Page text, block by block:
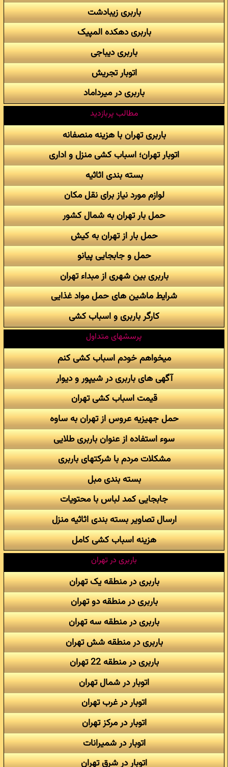
باربری زیبادشت
باربری دهکده المپیک
باربری دیباجی
اتوبار تجریش
باربری در میرداماد
مطالب پربازدید
باربری تهران با هزینه منصفانه
اتوبار تهران؛ اسباب کشی منزل و اداری
بسته بندی اثاثیه
لوازم مورد نیاز برای نقل مکان
حمل بار تهران به شمال کشور
حمل بار از تهران به کیش
حمل و جابجایی پیانو
باربری بین شهری از مبداء تهران
شرایط ماشین های حمل مواد غذایی
کارگر باربری و اسباب کشی
پرسشهای متداول
میخواهم خودم اسباب کشی کنم
آگهی های باربری در شیپور و دیوار
قیمت اسباب کشی تهران
حمل جهیزیه عروس از تهران به ساوه
سوء استفاده از عنوان باربری طلایی
مشکلات مردم با شرکتهای باربری
بسته بندی مبل
جابجایی کمد لباس با محتویات
ارسال تصاویر بسته بندی اثاثیه منزل
هزینه اسباب کشی کامل
باربری در تهران
باربری در منطقه یک تهران
باربری در منطقه دو تهران
باربری در منطقه سه تهران
باربری در منطقه شش تهران
باربری در منطقه 22 تهران
اتوبار در شمال تهران
اتوبار در غرب تهران
اتوبار در مرکز تهران
اتوبار در شمیرانات
اتوبار در شرق تهران